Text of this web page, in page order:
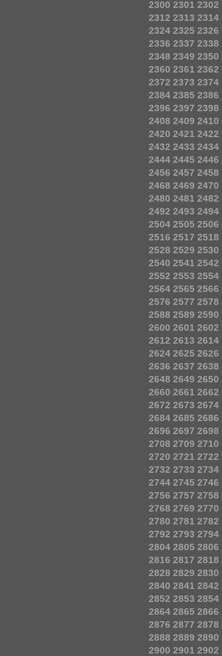
2300 2301 2302
2312 2313 2314
2324 2325 2326
2336 2337 2338
2348 2349 2350
2360 2361 2362
2372 2373 2374
2384 2385 2386
2396 2397 2398
2408 2409 2410
2420 2421 2422
2432 2433 2434
2444 2445 2446
2456 2457 2458
2468 2469 2470
2480 2481 2482
2492 2493 2494
2504 2505 2506
2516 2517 2518
2528 2529 2530
2540 2541 2542
2552 2553 2554
2564 2565 2566
2576 2577 2578
2588 2589 2590
2600 2601 2602
2612 2613 2614
2624 2625 2626
2636 2637 2638
2648 2649 2650
2660 2661 2662
2672 2673 2674
2684 2685 2686
2696 2697 2698
2708 2709 2710
2720 2721 2722
2732 2733 2734
2744 2745 2746
2756 2757 2758
2768 2769 2770
2780 2781 2782
2792 2793 2794
2804 2805 2806
2816 2817 2818
2828 2829 2830
2840 2841 2842
2852 2853 2854
2864 2865 2866
2876 2877 2878
2888 2889 2890
2900 2901 2902